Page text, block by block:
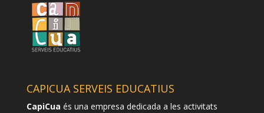
CAPICUA SERVEIS EDUCATIUS
CapiCua és una empresa dedicada a les activitats